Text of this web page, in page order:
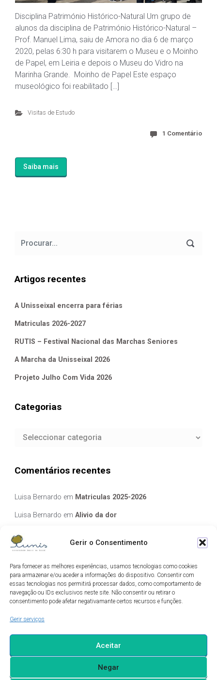
Gerir o Consentimento
Para fornecer as melhores experiências, usamos tecnologias como cookies
para armazenar e/ou aceder a informações do dispositivo. Consentir com
essas tecnologias nos permitirá processar dados, como comportamento de
navegação ou IDs exclusivos neste site. Não consentir ou retirar o
consentimento pode afetar negativamante certos recursos e funções.
Gerir serviços
Aceitar
Negar
Disciplina Património Histórico-Natural Um grupo de
alunos da disciplina de Património Histórico-Natural –
Prof. Manuel Lima, saiu de Amora no dia 6 de março
2020, pelas 6:30 h para visitarem o Museu e o Moinho
de Papel, em Leiria e depois o Museu do Vidro na
Marinha Grande. Moinho de Papel Este espaço
museológico foi reabilitado […]
Visitas de Estudo
1 Comentário
Saiba mais
Artigos recentes
A Unisseixal encerra para férias
Matriculas 2026-2027
RUTIS – Festival Nacional das Marchas Seniores
A Marcha da Unisseixal 2026
Projeto Julho Com Vida 2026
Categorias
Categorias
Comentários recentes
Luisa Bernardo em Matriculas 2025-2026
Luisa Bernardo em Alivio da dor
Manuela Silva
elisabete Garcia Fernandes Serra Matriculas 2025-2026
Luis GuedesemEcos de Camilo
Arquivo
Arquivo